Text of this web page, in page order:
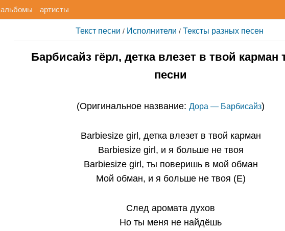
альбомы артисты
Текст песни / Исполнители / Тексты разных песен
Барбисайз гёрл, детка влезет в твой карман
песни
(Оригинальное название: Дора — Барбисайз)
Barbiesize girl, детка влезет в твой карман
Barbiesize girl, и я больше не твоя
Barbiesize girl, ты поверишь в мой обман
Мой обман, и я больше не твоя (Е)
След аромата духов
Но ты меня не найдёшь